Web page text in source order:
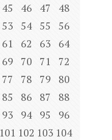
45 46 47
48
53 54 55
56
61 62 63
64
69 70 71
72
77 78 79
80
85 86 87
88
93 94 95
96
101 102 103 104